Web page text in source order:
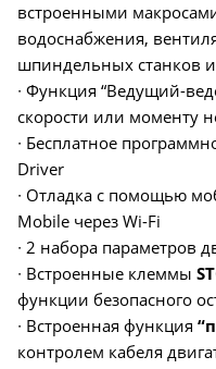
встроенными
водоснабжения,
шпиндельных станков и
∙ Функция “Ведущий-
скорости или моменту
∙ Бесплатное
Driver
∙ Отладка с помощью
Mobile через Wi-Fi
∙ 2 набора параметров
∙ Встроенные клеммы
функции безопасного
∙ Встроенная функция
контролем кабеля